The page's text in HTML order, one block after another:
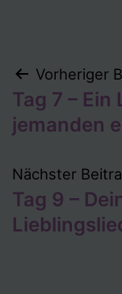
Vorheriger
Tag 7 – Ein
jemanden
Nächster
Tag 9 –